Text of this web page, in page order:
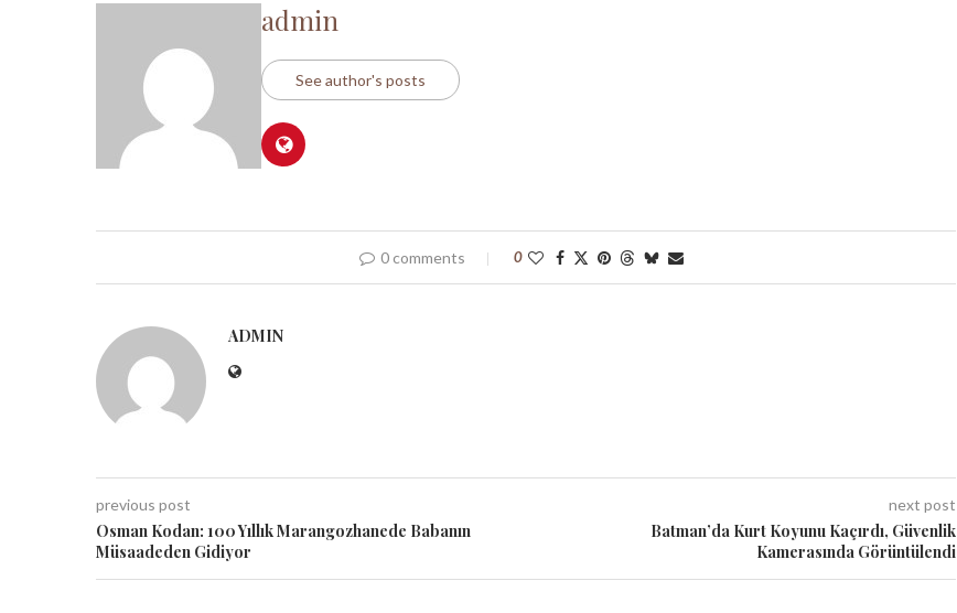
admin
See author's posts
0 comments 0
ADMIN
previous post
Osman Kodan: 100 Yıllık Marangozhanede Babanın
Müsaadeden Gidiyor
next post
Batman’da Kurt Koyunu Kaçırdı, Güvenlik
Kamerasında Görüntülendi